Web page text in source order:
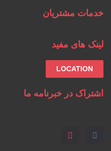
خدمات مشتریان
لینک های مفید
LOCATION
اشتراک در خبرنامه ما